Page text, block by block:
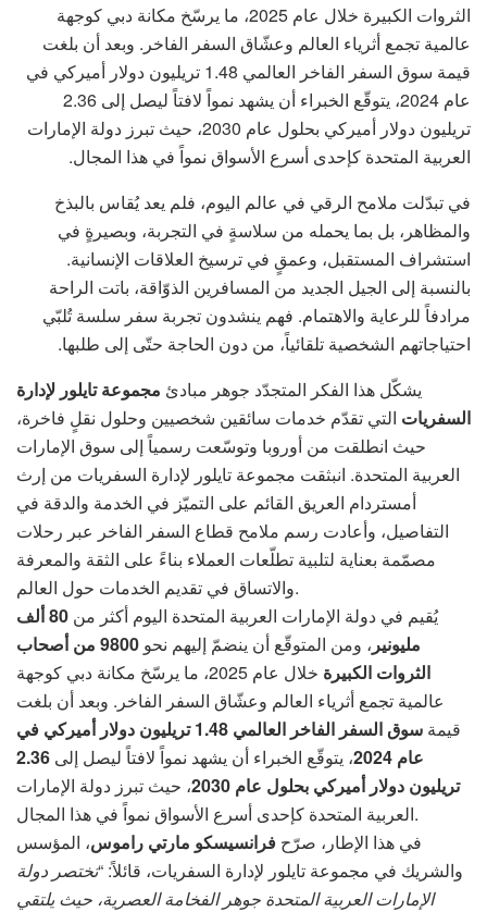
الثروات الكبيرة خلال عام 2025، ما يرسّخ مكانة دبي كوجهة
عالمية تجمع أثرياء العالم وعشّاق السفر الفاخر. وبعد أن بلغت
قيمة سوق السفر الفاخر العالمي 1.48 تريليون دولار أميركي في
عام 2024، يتوقّع الخبراء أن يشهد نمواً لافتاً ليصل إلى 2.36
تريليون دولار أميركي بحلول عام 2030، حيث تبرز دولة الإمارات
العربية المتحدة كإحدى أسرع الأسواق نمواً في هذا المجال.
في تبدّلت ملامح الرقي في عالم اليوم، فلم يعد يُقاس بالبذخ
والمظاهر، بل بما يحمله من سلاسةٍ في التجربة، وبصيرةٍ في
استشراف المستقبل، وعمقٍ في ترسيخ العلاقات الإنسانية.
بالنسبة إلى الجيل الجديد من المسافرين الذوّاقة، باتت الراحة
مرادفاً للرعاية والاهتمام. فهم ينشدون تجربة سفر سلسة تُلبّي
احتياجاتهم الشخصية تلقائياً، من دون الحاجة حتّى إلى طلبها.
يشكّل هذا الفكر المتجدّد جوهر مبادئ مجموعة تايلور لإدارة
السفريات التي تقدّم خدمات سائقين شخصيين وحلول نقلٍ فاخرة،
حيث انطلقت من أوروبا وتوسّعت رسمياً إلى سوق الإمارات
العربية المتحدة. انبثقت مجموعة تايلور لإدارة السفريات من إرث
أمستردام العريق القائم على التميّز في الخدمة والدقة في
التفاصيل، وأعادت رسم ملامح قطاع السفر الفاخر عبر رحلات
مصمّمة بعناية لتلبية تطلّعات العملاء بناءً على الثقة والمعرفة
والاتساق في تقديم الخدمات حول العالم.
يُقيم في دولة الإمارات العربية المتحدة اليوم أكثر من
80 ألف
مليونير ، ومن المتوقّع أن ينضمّ إليهم نحو
9800 من أصحاب
الثروات الكبيرة
خلال عام 2025، ما يرسّخ مكانة دبي كوجهة
عالمية تجمع أثرياء العالم وعشّاق السفر الفاخر. وبعد أن بلغت
قيمة سوق السفر الفاخر العالمي
1.48 تريليون دولار أميركي في
عام 2024
، يتوقّع الخبراء أن يشهد نمواً لافتاً ليصل إلى 2.36
تريليون دولار أميركي بحلول عام 2030
، حيث تبرز دولة الإمارات
العربية المتحدة كإحدى أسرع الأسواق نمواً في هذا المجال.
في هذا الإطار، صرّح فرانسيسكو مارتي راموس، المؤسس
والشريك في مجموعة تايلور لإدارة السفريات، قائلاً: “تختصر دولة
الإمارات العربية المتحدة جوهر الفخامة العصرية، حيث يلتقي